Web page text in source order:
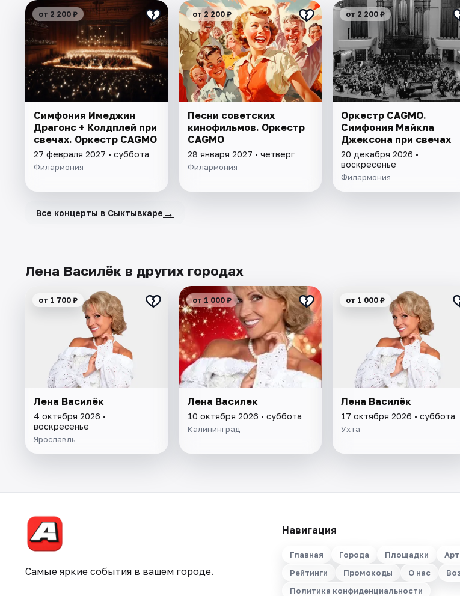
от 2 200 ₽
Симфония Имеджин
Драгонс + Колдплей при
свечах. Оркестр CAGMO
27 февраля 2027 • суббота
Филармония
от 2 200 ₽
Песни советских
кинофильмов. Оркестр
CAGMO
28 января 2027 • четверг
Филармония
от 2 200 ₽
Оркестр CAGMO.
Симфония Майкла
Джексона при свечах
20 декабря 2026 •
воскресенье
Филармония
Все концерты в Сыктывкаре →
Лена Василёк в других городах
от 1 700 ₽
Лена Василёк
4 октября 2026 •
воскресенье
Ярославль
от 1 000 ₽
Лена Василек
10 октября 2026 • суббота
Калининград
от 1 000 ₽
Лена Василёк
17 октября 2026 • суббота
Ухта
Самые яркие события в вашем городе.
Навигация
Главная Города Площадки
Рейтинги
Промокоды О нас
Политика конфиденциальности